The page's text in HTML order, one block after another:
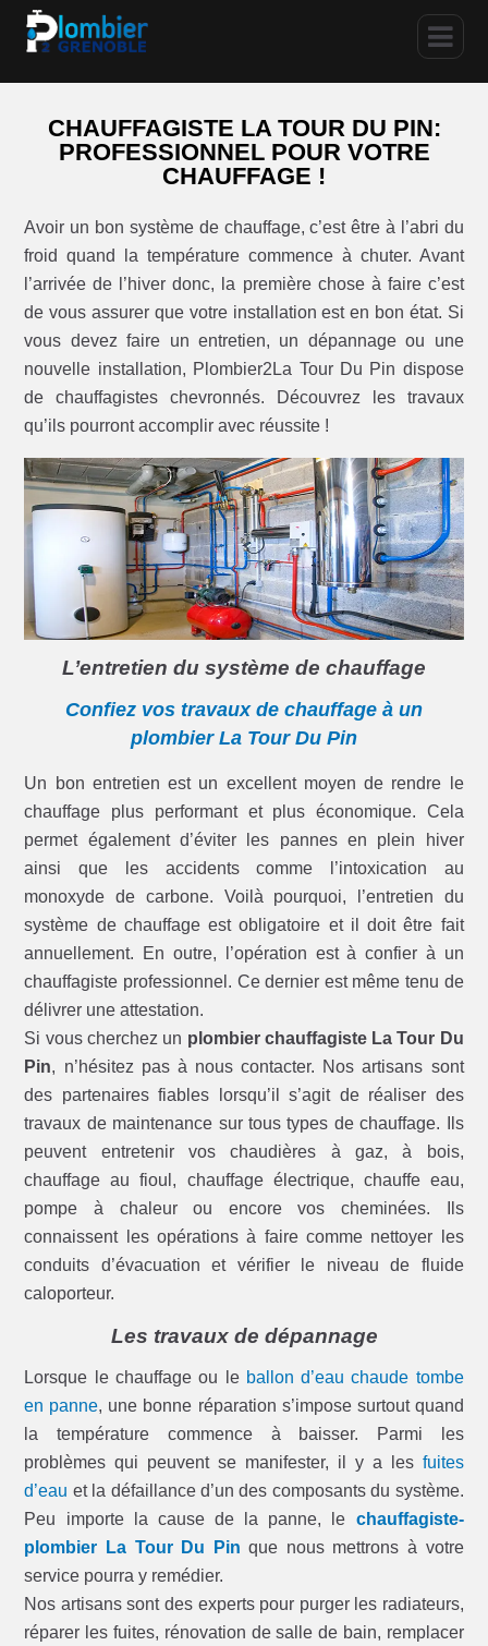
CHAUFFAGISTE LA TOUR DU PIN:
PROFESSIONNEL POUR VOTRE
CHAUFFAGE !
Avoir un bon système de chauffage, c’est être à l’abri du
froid quand la température commence à chuter. Avant
l’arrivée de l’hiver donc, la première chose à faire c’est
de vous assurer que votre installation est en bon état. Si
vous devez faire un entretien, un dépannage ou une
nouvelle installation, Plombier2La Tour Du Pin dispose
de chauffagistes chevronnés. Découvrez les travaux
qu’ils pourront accomplir avec réussite !
L’entretien du système de chauffage
Confiez vos travaux de chauffage à un
plombier La Tour Du Pin
Un bon entretien est un excellent moyen de rendre le
chauffage plus performant et plus économique. Cela
permet également d’éviter les pannes en plein hiver
ainsi que les accidents comme l’intoxication au
monoxyde de carbone. Voilà pourquoi, l’entretien du
système de chauffage est obligatoire et il doit être fait
annuellement. En outre, l’opération est à confier à un
chauffagiste professionnel. Ce dernier est même tenu de
délivrer une attestation.
Si vous cherchez un plombier chauffagiste La Tour Du
Pin, n’hésitez pas à nous contacter. Nos artisans sont
des partenaires fiables lorsqu’il s’agit de réaliser des
travaux de maintenance sur tous types de chauffage. Ils
peuvent entretenir vos chaudières à gaz, à bois,
chauffage au fioul, chauffage électrique, chauffe eau,
pompe à chaleur ou encore vos cheminées. Ils
connaissent les opérations à faire comme nettoyer les
conduits d’évacuation et vérifier le niveau de fluide
caloporteur.
Les travaux de dépannage
Lorsque le chauffage ou le ballon d’eau chaude tombe
en panne, une bonne réparation s’impose surtout quand
la température commence à baisser. Parmi les
problèmes qui peuvent se manifester, il y a les fuites
d’eau et la défaillance d’un des composants du système.
Peu importe la cause de la panne, le chauffagiste-
plombier La Tour Du Pin que nous mettrons à votre
service pourra y remédier.
Nos artisans sont des experts pour purger les radiateurs,
réparer les fuites, rénovation de salle de bain, remplacer